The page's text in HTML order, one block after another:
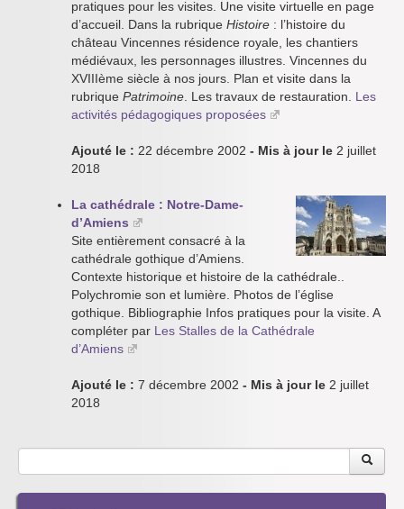
pratiques pour les visites. Une visite virtuelle en page
d’accueil. Dans la rubrique Histoire : l’histoire du
château Vincennes résidence royale, les chantiers
médiévaux, les personnages illustres. Vincennes du
XVIIIème siècle à nos jours. Plan et visite dans la
rubrique Patrimoine . Les travaux de restauration. Les
activités pédagogiques proposées
Ajouté le : 22 décembre 2002 - Mis à jour le 2 juillet
2018
La cathédrale : Notre-Dame-
d’Amiens
Site entièrement consacré à la
cathédrale gothique d’Amiens.
Contexte historique et histoire de la cathédrale..
Polychromie son et lumière. Photos de l’église
gothique. Bibliographie Infos pratiques pour la visite. A
compléter par Les Stalles de la Cathédrale
d’Amiens
Ajouté le : 7 décembre 2002 - Mis à jour le 2 juillet
2018